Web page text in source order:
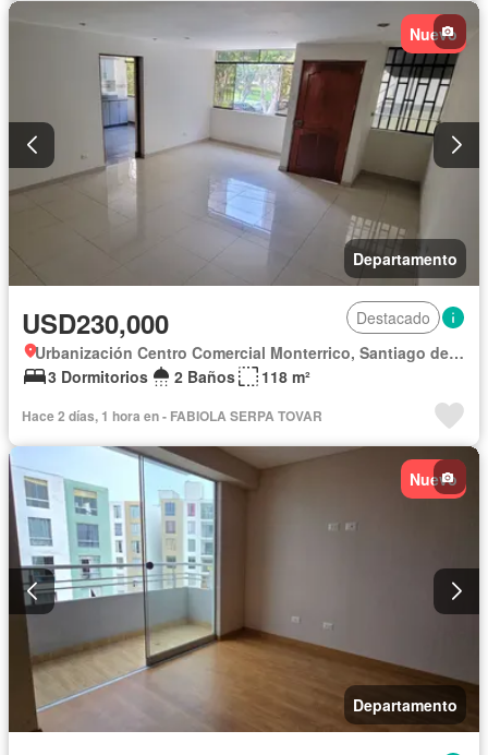
Nuevo
Departamento
USD230,000
Destacado
Urbanización Centro Comercial Monterrico, Santiago de Surco
3 Dormitorios
2 Baños 118 m²
Hace 2 días, 1 hora en - FABIOLA SERPA TOVAR
Nuevo
Departamento